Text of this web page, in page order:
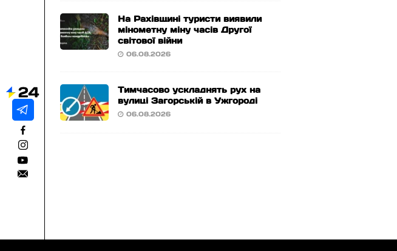
На Рахівщині туристи виявили
мінометну міну часів Другої
світової війни
06.08.2026
Тимчасово ускладнять рух на
вулиці Загорській в Ужгороді
06.08.2026